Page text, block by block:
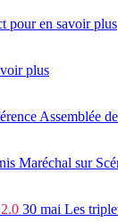
pour en savoir plus
plus
Assemblée
Maréchal sur
30 mai Les